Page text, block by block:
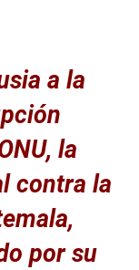
a la
la
contra la
por su